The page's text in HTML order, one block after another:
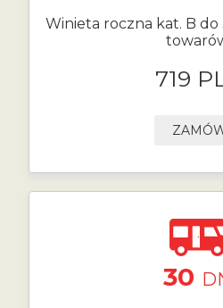
Winieta roczna kat. B
719
30